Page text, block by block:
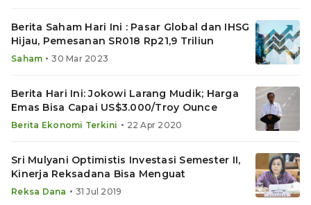
Berita Saham Hari Ini : Pasar Global dan IHSG
Hijau, Pemesanan SR018 Rp21,9 Triliun
Saham • 30 Mar 2023
Berita Hari Ini: Jokowi Larang Mudik; Harga
Emas Bisa Capai US$3.000/Troy Ounce
Berita Ekonomi Terkini • 22 Apr 2020
Sri Mulyani Optimistis Investasi Semester II,
Kinerja Reksadana Bisa Menguat
Reksa Dana • 31 Jul 2019